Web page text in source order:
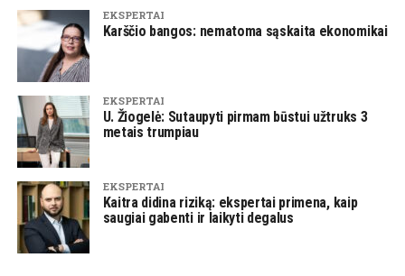
EKSPERTAI
Karščio bangos: nematoma sąskaita ekonomikai
EKSPERTAI
U. Žiogelė: Sutaupyti pirmam būstui užtruks 3
metais trumpiau
EKSPERTAI
Kaitra didina riziką: ekspertai primena, kaip
saugiai gabenti ir laikyti degalus